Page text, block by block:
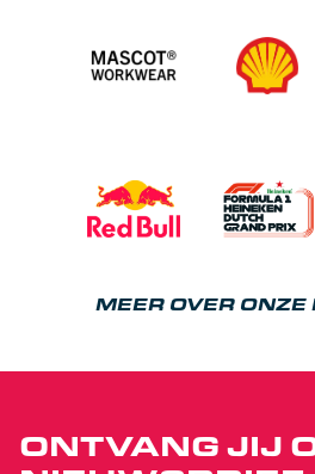
MEER OVER ONZE
ONTVANG JIJ